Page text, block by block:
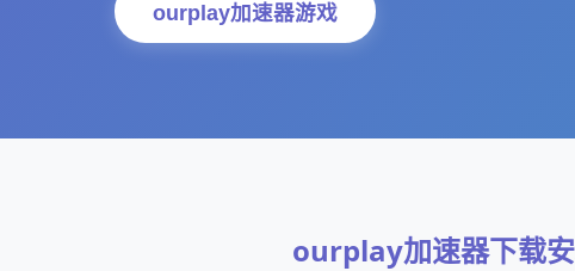
ourplay加速器游戏
ourplay加速器下载